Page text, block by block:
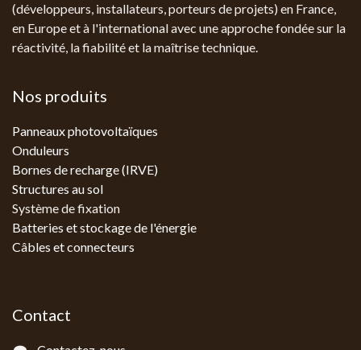
(développeurs, installateurs, porteurs de projets) en France,
en Europe et à l'international avec une approche fondée sur la
réactivité, la fiabilité et la maîtrise technique.
Nos produits
Panneaux photovoltaïques
Onduleurs
Bornes de recharge (IRVE)
Structures au sol
Système de fixation
Batteries et stockage de l'énergie
Câbles et connecteurs
Contact